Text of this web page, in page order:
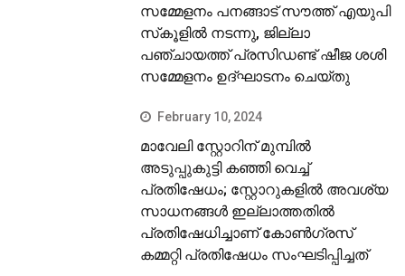
സമ്മേളനം പനങ്ങാട് സൗത്ത് എയുപി
സ്‌കൂളില്‍ നടന്നു, ജില്ലാ
പഞ്ചായത്ത് പ്രസിഡണ്ട് ഷീജ ശശി
സമ്മേളനം ഉദ്ഘാടനം ചെയ്തു
February 10, 2024
മാവേലി സ്റ്റോറിന് മുമ്പില്‍
അടുപ്പുകുട്ടി കഞ്ഞി വെച്ച്
പ്രതിഷേധം; സ്റ്റോറുകളില്‍ അവശ്യ
സാധനങ്ങള്‍ ഇല്ലാത്തതില്‍
പ്രതിഷേധിച്ചാണ് കോണ്‍ഗ്രസ്
കമ്മറ്റി പ്രതിഷേധം സംഘടിപ്പിച്ചത്